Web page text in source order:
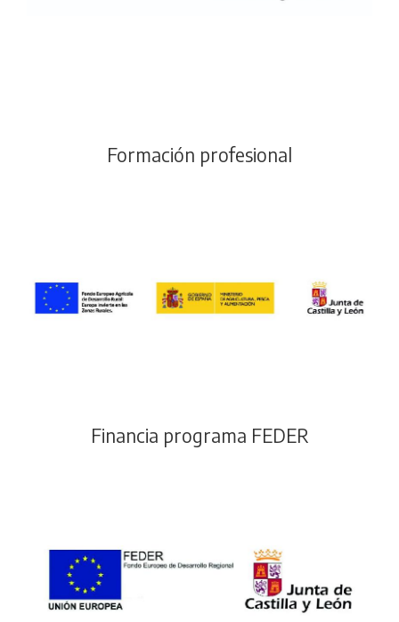
Formación profesional
Financia programa FEDER